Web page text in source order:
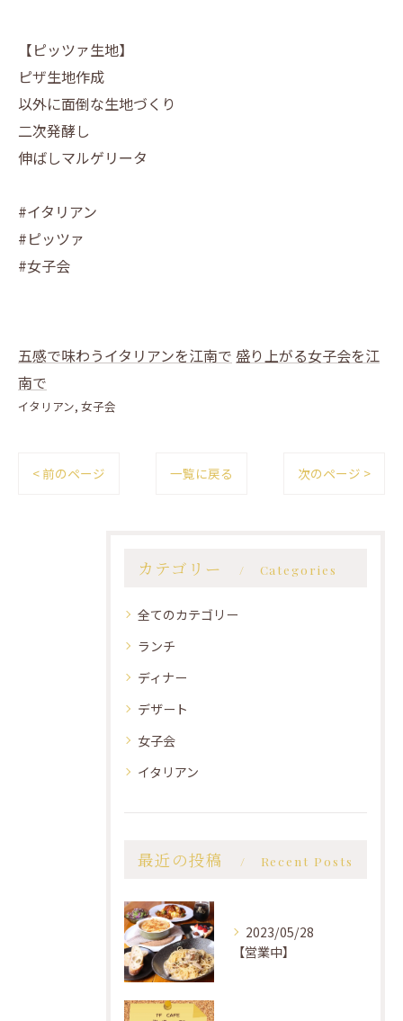
【ピッツァ生地】
ピザ生地作成
以外に面倒な生地づくり
二次発酵し
伸ばしマルゲリータ
#イタリアン
#ピッツァ
#女子会
五感で味わうイタリアンを江南で 盛り上がる女子会を江
南で
イタリアン 女子会
< 前のページ 一覧に戻る 次のページ >
カテゴリー Categories
全てのカテゴリー
ランチ
ディナー
デザート
女子会
イタリアン
最近の投稿 Recent Posts
2023/05/28
【営業中】